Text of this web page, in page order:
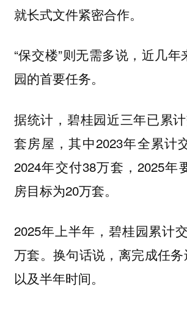
就长式文件紧密合作。
“保交楼”则无需多说，近几
园的首要任务。
据统计，碧桂园近三年已累
套房屋，其中2023年全累计
2024年交付38万套，2025年
房目标为20万套。
2025年上半年，碧桂园累计
万套。换句话说，离完成任
以及半年时间。